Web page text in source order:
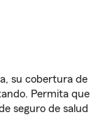
su cobertura de
Permita que
seguro de salud